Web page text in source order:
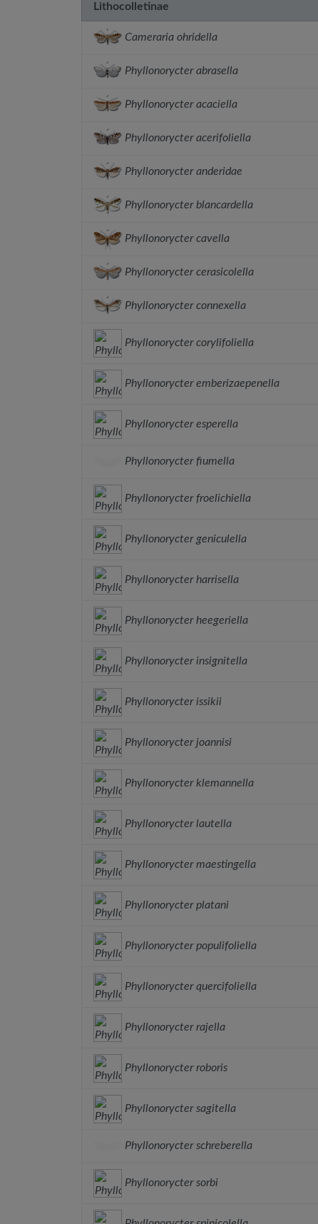
Lithocolletinae
Cameraria ohridella
Phyllonorycter abrasella
Phyllonorycter acaciella
Phyllonorycter acerifoliella
Phyllonorycter anderidae
Phyllonorycter blancardella
Phyllonorycter cavella
Phyllonorycter cerasicolella
Phyllonorycter connexella
Phyllonorycter corylifoliella
Phyllonorycter emberizaepenella
Phyllonorycter esperella
Phyllonorycter fiumella
Phyllonorycter froelichiella
Phyllonorycter geniculella
Phyllonorycter harrisella
Phyllonorycter heegeriella
Phyllonorycter insignitella
Phyllonorycter issikii
Phyllonorycter joannisi
Phyllonorycter klemannella
Phyllonorycter lautella
Phyllonorycter maestingella
Phyllonorycter platani
Phyllonorycter populifoliella
Phyllonorycter quercifoliella
Phyllonorycter rajella
Phyllonorycter roboris
Phyllonorycter sagitella
Phyllonorycter schreberella
Phyllonorycter sorbi